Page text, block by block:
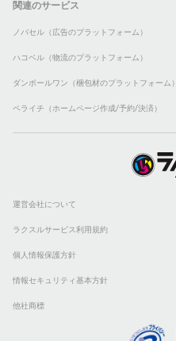
関連のサービス
ノバセル（広告のプラットフォーム）
ハコベル（物流のプラットフォーム）
ダンボールワン（梱包材のプラットフォーム）
ペライチ（ホームページ作成/予約/決済）
運営会社について
ラクスルサービス利用規約
個人情報保護方針
情報セキュリティ基本方針
他社商標